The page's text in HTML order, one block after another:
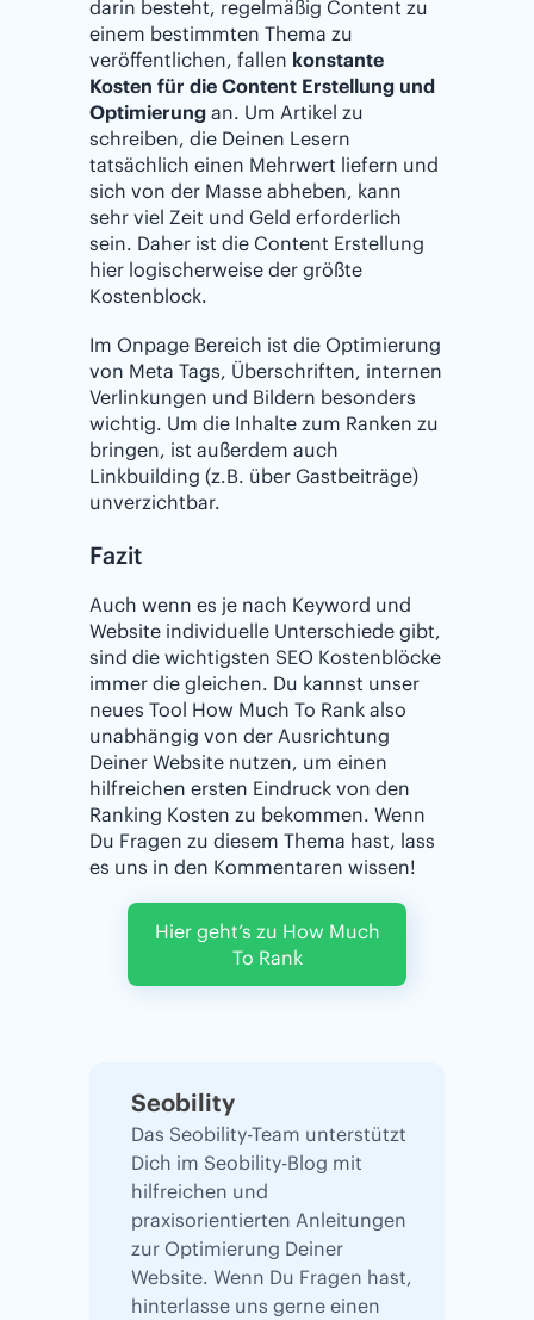
darin besteht, regelmäßig Content zu
einem bestimmten Thema zu
veröffentlichen, fallen konstante
Kosten für die Content Erstellung und
Optimierung an. Um Artikel zu
schreiben, die Deinen Lesern
tatsächlich einen Mehrwert liefern und
sich von der Masse abheben, kann
sehr viel Zeit und Geld erforderlich
sein. Daher ist die Content Erstellung
hier logischerweise der größte
Kostenblock.
Im Onpage Bereich ist die Optimierung
von Meta Tags, Überschriften, internen
Verlinkungen und Bildern besonders
wichtig. Um die Inhalte zum Ranken zu
bringen, ist außerdem auch
Linkbuilding (z.B. über Gastbeiträge)
unverzichtbar.
Fazit
Auch wenn es je nach Keyword und
Website individuelle Unterschiede gibt,
sind die wichtigsten SEO Kostenblöcke
immer die gleichen. Du kannst unser
neues Tool How Much To Rank also
unabhängig von der Ausrichtung
Deiner Website nutzen, um einen
hilfreichen ersten Eindruck von den
Ranking Kosten zu bekommen. Wenn
Du Fragen zu diesem Thema hast, lass
es uns in den Kommentaren wissen!
Hier geht’s zu How Much
To Rank
Seobility
Das Seobility-Team unterstützt
Dich im Seobility-Blog mit
hilfreichen und
praxisorientierten Anleitungen
zur Optimierung Deiner
Website. Wenn Du Fragen hast,
hinterlasse uns gerne einen